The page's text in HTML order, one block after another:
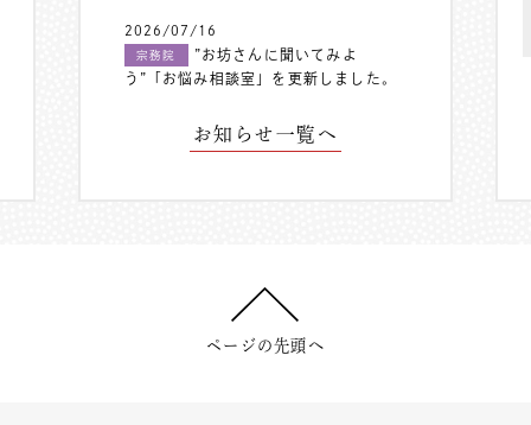
2026/07/16
宗務院
”お坊さんに聞いてみよ
う”「お悩み相談室」を更新しました。
お知らせ一覧へ
ページの先頭へ